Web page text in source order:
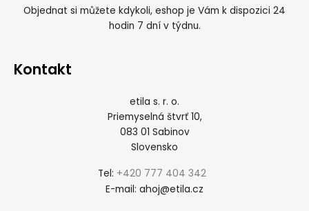
Objednat si můžete kdykoli, eshop je Vám k dispozici 24
hodin 7 dní v týdnu.
Kontakt
etila s. r. o.
Priemyselná štvrť 10,
083 01 Sabinov
Slovensko
Tel: +420 777 404 342
E-mail: ahoj@etila.cz